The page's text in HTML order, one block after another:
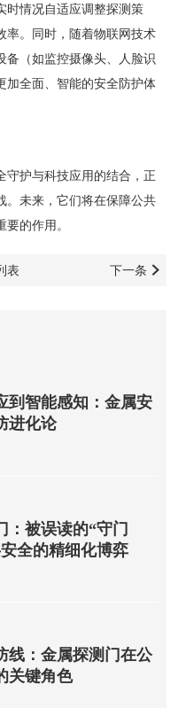
时情况自适应调整探测策
率。同时，随着物联网技术
备（如监控摄像头、人脸识
加全面、智能的安全防护体
护与科技应用的结合，正
。未来，它们将在保障公共
的作用。
表 下一条
到智能感知：金属安
进化论
：被误读的“守门
全的精细化博弈
线：金属探测门在公
关键角色